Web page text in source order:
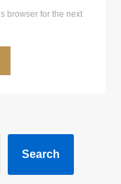
browser for the next
Search